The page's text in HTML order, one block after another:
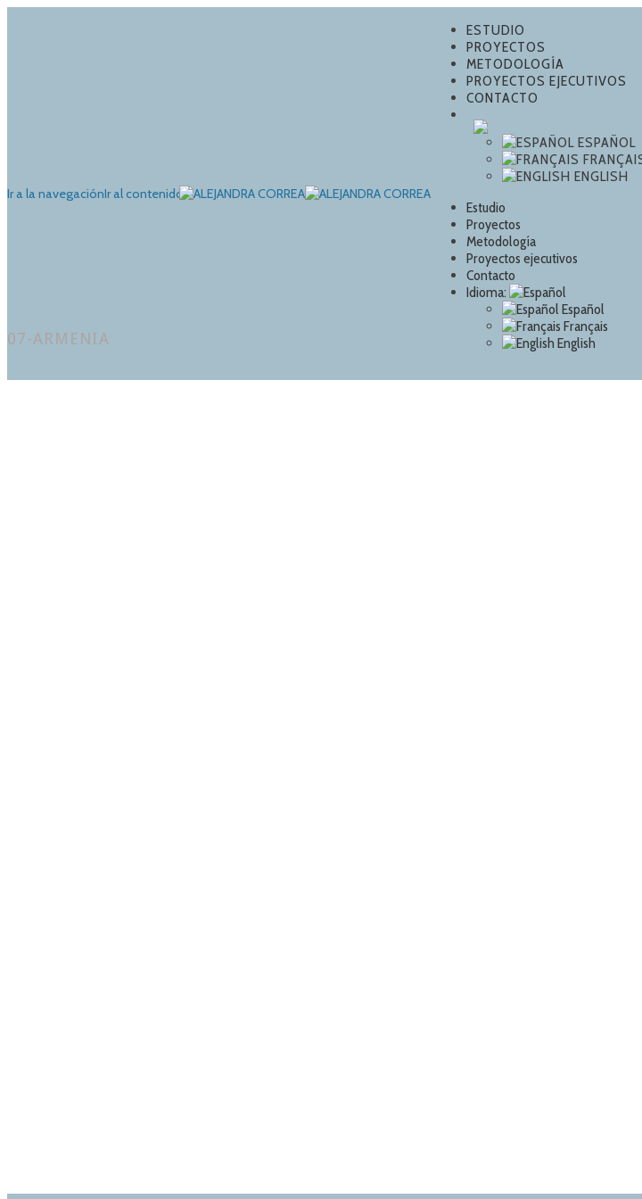
Ir a la navegaciónIr al contenido
ESTUDIO
PROYECTOS
METODOLOGÍA
PROYECTOS EJECUTIVOS
CONTACTO
ESPAÑOL
ENGLISH
Estudio
Proyectos
Metodología
Proyectos ejecutivos
Contacto
Idioma:
Español
Français
English
07-ARMENIA